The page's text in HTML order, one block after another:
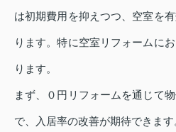
は初期費用を抑えつつ、空室を
ります。特に空室リフォームに
ります。
まず、０円リフォームを通じて
で、入居率の改善が期待できます